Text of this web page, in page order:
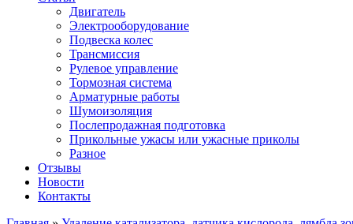
Двигатель
Электрооборудование
Подвеска колес
Трансмиссия
Рулевое управление
Тормозная система
Арматурные работы
Шумоизоляция
Послепродажная подготовка
Прикольные ужасы или ужасные приколы
Разное
Отзывы
Новости
Контакты